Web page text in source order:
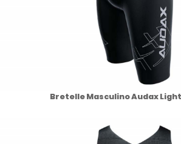
Bretelle Masculino Audax